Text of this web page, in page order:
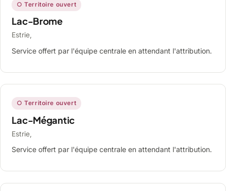
○ Territoire ouvert
Lac-Brome
Estrie,
Service offert par l'équipe centrale en attendant l'attribution.
○ Territoire ouvert
Lac-Mégantic
Estrie,
Service offert par l'équipe centrale en attendant l'attribution.